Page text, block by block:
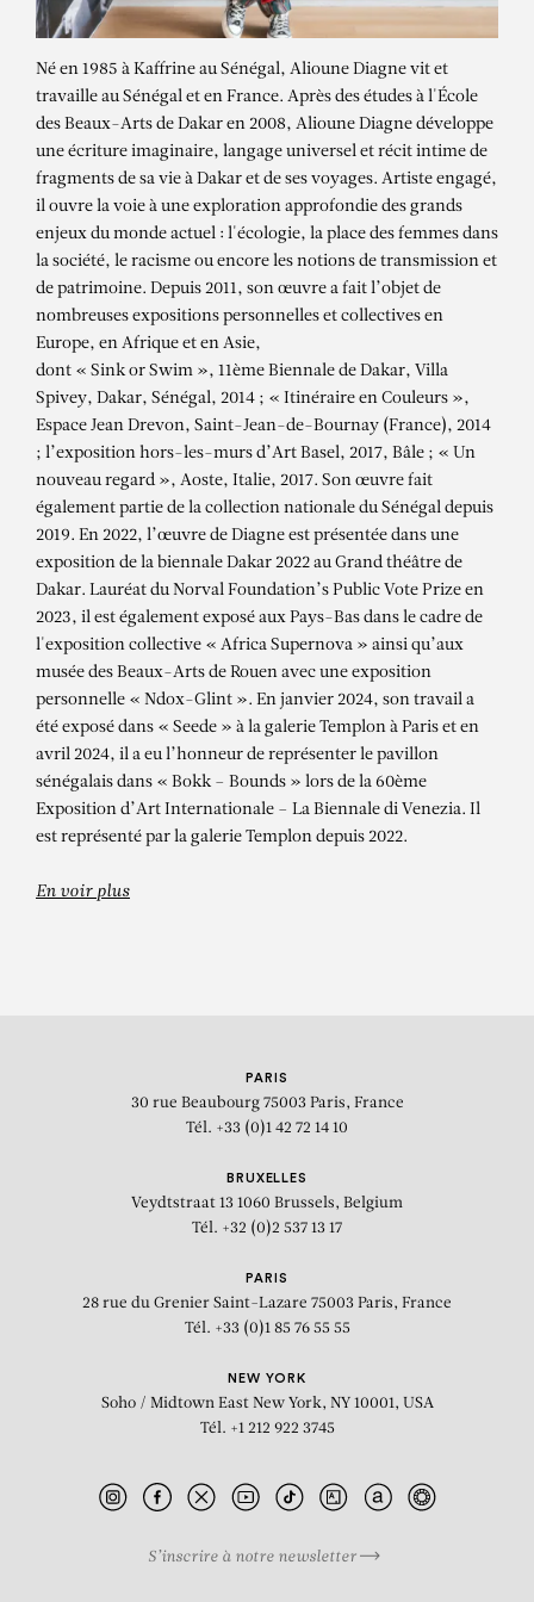
ALIOUNE DIAGNE
Ya Astou, 2022
Né en 1985 à Kaffrine au Sénégal, Alioune Diagne vit et
travaille au Sénégal et en France. Après des études à l'École
des Beaux-Arts de Dakar en 2008, Alioune Diagne développe
une écriture imaginaire, langage universel et récit intime de
fragments de sa vie à Dakar et de ses voyages. Artiste engagé,
il ouvre la voie à une exploration approfondie des grands
enjeux du monde actuel : l'écologie, la place des femmes dans
la société, le racisme ou encore les notions de transmission et
de patrimoine. Depuis 2011, son œuvre a fait l’objet de
nombreuses expositions personnelles et collectives en
Europe, en Afrique et en Asie,
dont « Sink or Swim », 11ème Biennale de Dakar, Villa
Spivey, Dakar, Sénégal, 2014 ; « Itinéraire en Couleurs »,
Espace Jean Drevon, Saint-Jean-de-Bournay (France), 2014
; l’exposition hors-les-murs d’Art Basel, 2017, Bâle ; « Un
nouveau regard », Aoste, Italie, 2017. Son œuvre fait
également partie de la collection nationale du Sénégal depuis
2019. En 2022, l’œuvre de Diagne est présentée dans une
exposition de la biennale Dakar 2022 au Grand théâtre de
Dakar. Lauréat du Norval Foundation’s Public Vote Prize en
2023, il est également exposé aux Pays-Bas dans le cadre de
l'exposition collective « Africa Supernova » ainsi qu’aux
musée des Beaux-Arts de Rouen avec une exposition
personnelle « Ndox-Glint ». En janvier 2024, son travail a
été exposé dans « Seede » à la galerie Templon à Paris et en
avril 2024, il a eu l’honneur de représenter le pavillon
sénégalais dans « Bokk – Bounds » lors de la 60ème
Exposition d’Art Internationale – La Biennale di Venezia. Il
est représenté par la galerie Templon depuis 2022.
En voir plus
PARIS
30 rue Beaubourg 75003 Paris, France
Tél. +33 (0)1 42 72 14 10
BRUXELLES
Veydtstraat 13 1060 Brussels, Belgium
Tél. +32 (0)2 537 13 17
PARIS
28 rue du Grenier Saint-Lazare 75003 Paris, France
Tél. +33 (0)1 85 76 55 55
NEW YORK
Soho / Midtown East New York, NY 10001, USA
Tél. +1 212 922 3745
S’inscrire à notre newsletter